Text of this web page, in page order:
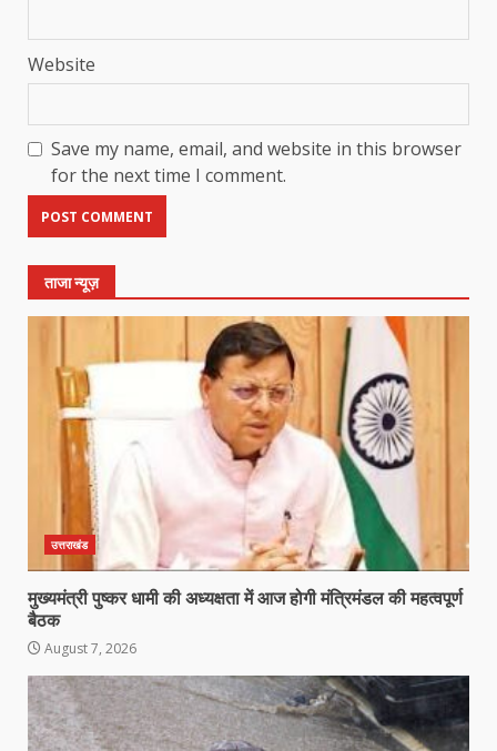
Website
Save my name, email, and website in this browser
for the next time I comment.
ताजा न्यूज़
उत्तराखंड
मुख्यमंत्री पुष्कर धामी की अध्यक्षता में आज होगी मंत्रिमंडल की महत्वपूर्ण
बैठक
August 7, 2026